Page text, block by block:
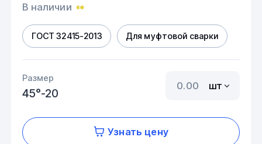
В наличии
ГОСТ 32415-2013 Для муфтовой сварки
Размер
45°-20
шт
Узнать цену